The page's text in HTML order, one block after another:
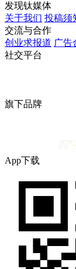
发现钛媒体
关于我们 投稿须
交流与合作
创业求报道 广告
社交平台
旗下品牌
App下载